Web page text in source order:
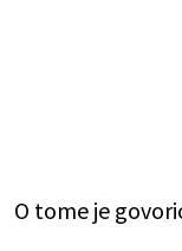
O tome je